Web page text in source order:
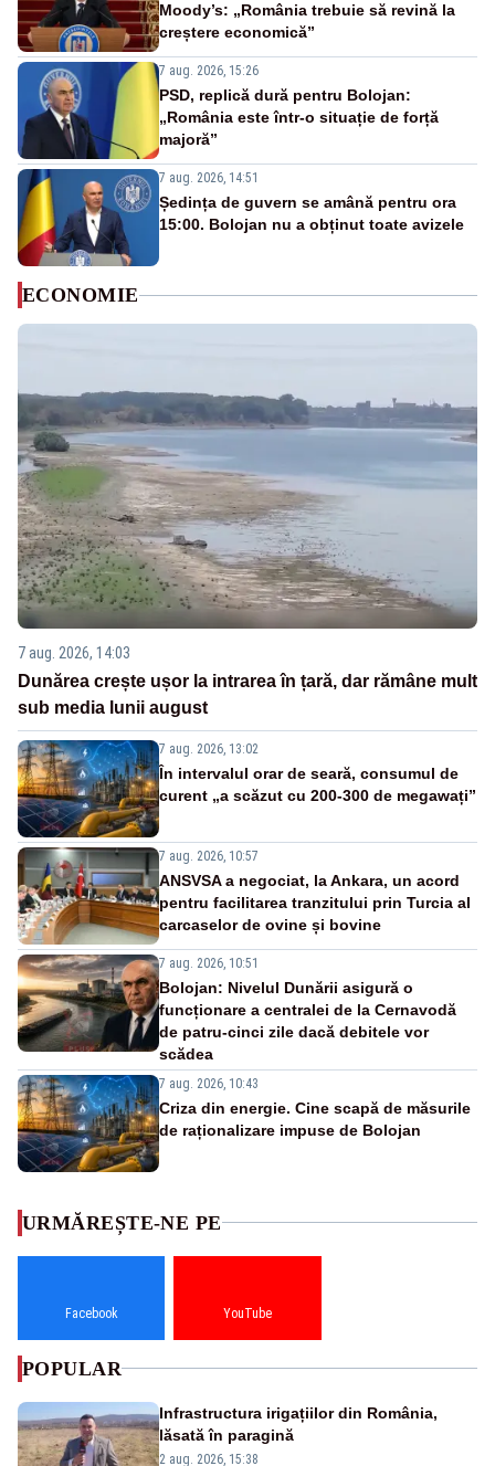
Moody’s: „România trebuie să revină la
creștere economică”
7 aug. 2026, 15:26
PSD, replică dură pentru Bolojan:
„România este într-o situație de forță
majoră”
7 aug. 2026, 14:51
Ședința de guvern se amână pentru ora
15:00. Bolojan nu a obținut toate avizele
ECONOMIE
7 aug. 2026, 14:03
Dunărea crește ușor la intrarea în țară, dar rămâne mult
sub media lunii august
7 aug. 2026, 13:02
În intervalul orar de seară, consumul de
curent „a scăzut cu 200-300 de megawați”
7 aug. 2026, 10:57
ANSVSA a negociat, la Ankara, un acord
pentru facilitarea tranzitului prin Turcia al
carcaselor de ovine și bovine
7 aug. 2026, 10:51
Bolojan: Nivelul Dunării asigură o
funcționare a centralei de la Cernavodă
de patru-cinci zile dacă debitele vor
scădea
7 aug. 2026, 10:43
Criza din energie. Cine scapă de măsurile
de raționalizare impuse de Bolojan
URMĂREȘTE-NE PE
Facebook YouTube
POPULAR
Infrastructura irigațiilor din România,
lăsată în paragină
2 aug. 2026, 15:38